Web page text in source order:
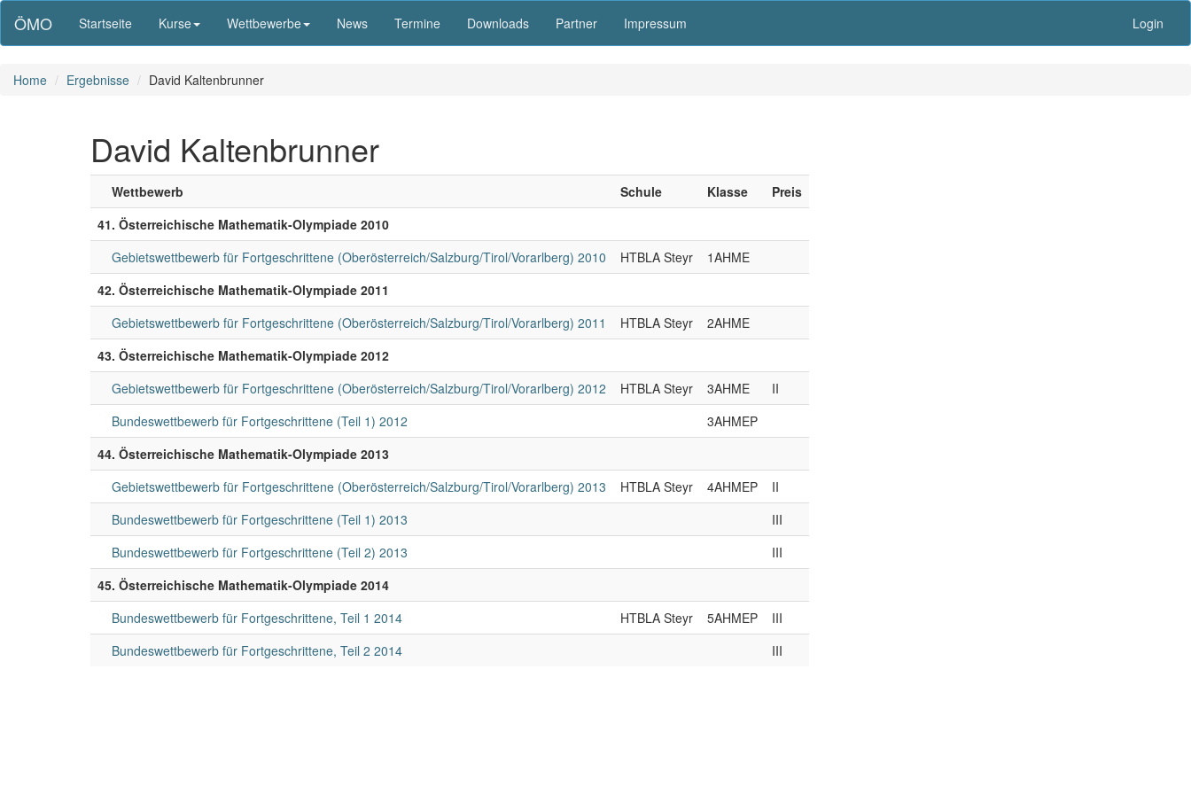
ÖMO Startseite Kurse Wettbewerbe News Termine Downloads Partner Impressum Login
Home Ergebnisse David Kaltenbrunner
David Kaltenbrunner
Wettbewerb Schule Klasse
Preis
41. Österreichische Mathematik-Olympiade 2010
Gebietswettbewerb für Fortgeschrittene (Oberösterreich/Salzburg/Tirol/Vorarlberg) 2010
HTBLA Steyr
1AHME
42. Österreichische Mathematik-Olympiade 2011
Gebietswettbewerb für Fortgeschrittene (Oberösterreich/Salzburg/Tirol/Vorarlberg) 2011
HTBLA Steyr
2AHME
43. Österreichische Mathematik-Olympiade 2012
Gebietswettbewerb für Fortgeschrittene (Oberösterreich/Salzburg/Tirol/Vorarlberg) 2012
HTBLA Steyr 3AHME
II
Bundeswettbewerb für Fortgeschrittene (Teil 1) 2012
3AHMEP
44. Österreichische Mathematik-Olympiade 2013
Gebietswettbewerb für Fortgeschrittene (Oberösterreich/Salzburg/Tirol/Vorarlberg) 2013
HTBLA Steyr 4AHMEP
II
Bundeswettbewerb für Fortgeschrittene (Teil 1) 2013
III
Bundeswettbewerb für Fortgeschrittene (Teil 2) 2013
III
45. Österreichische Mathematik-Olympiade 2014
Bundeswettbewerb für Fortgeschrittene, Teil 1 2014
HTBLA Steyr 5AHMEP
III
Bundeswettbewerb für Fortgeschrittene, Teil 2 2014
III